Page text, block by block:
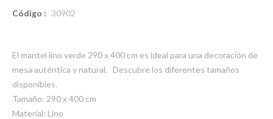
Código : 30902
El mantel lino verde 290 x 400 cm es ideal para una decoración de
mesa auténtica y natural. Descubre los diferentes tamaños
disponibles.
Tamaño: 290 x 400 cm
Material: Lino